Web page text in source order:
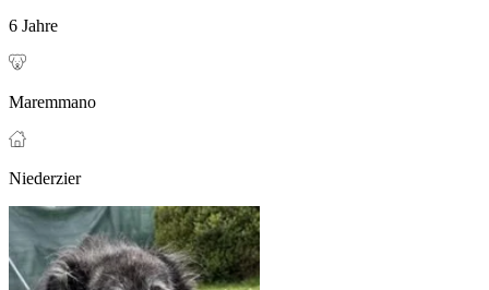
6 Jahre
Maremmano
Niederzier